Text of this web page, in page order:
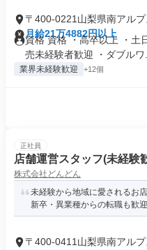
〒400-0221山梨県南アル
月給21万4882円以上
資格 資格 ・高卒以上 ・土
売未経験者歓迎 ・ダブルワ...
業界未経験歓迎 +12個
正社員
店舗運営スタッフ(未経験
株式会社どんどん
未経験から地域に愛されるお
新卒・異業種からの転職も歓
〒400-0411山梨県南アル